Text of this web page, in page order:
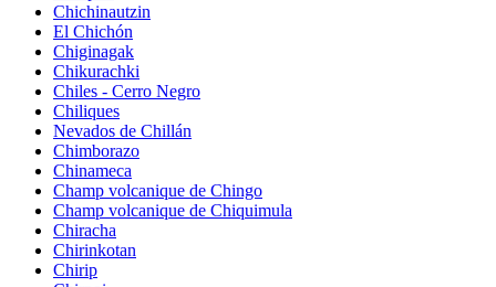
Chichinautzin
El Chichón
Chiginagak
Chikurachki
Chiles - Cerro Negro
Chiliques
Nevados de Chillán
Chimborazo
Chinameca
Champ volcanique de Chingo
Champ volcanique de Chiquimula
Chiracha
Chirinkotan
Chirip